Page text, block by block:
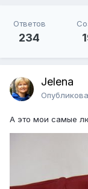
Ответов
234
Jelena
А это мои самые